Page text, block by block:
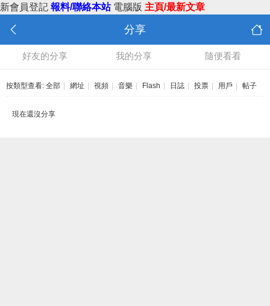
新會員登記 報料/聯絡本站 電腦版 主頁/最新文章
分享
好友的分享 我的分享 隨便看看
按類型查看: 全部 網址 視頻 音樂 Flash 日誌 投票 用戶 帖子
現在還沒分享